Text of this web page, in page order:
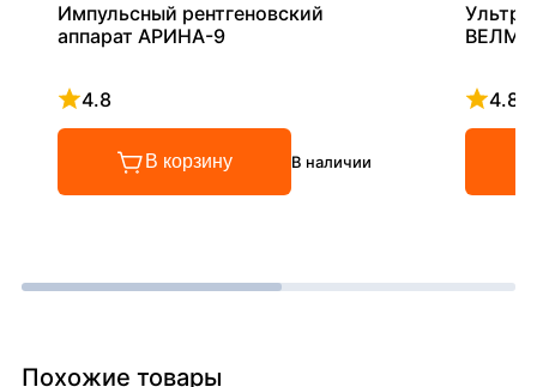
Импульсный рентгеновский
аппарат АРИНА-9
4.8
Рейтинг 4.8 из 5
В корзину В наличии
4.8
Похожие товары